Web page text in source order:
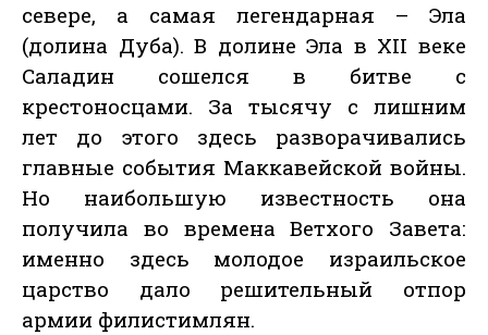
севере, а самая легендарная – Эла
(долина Дуба). В долине Эла в XII веке
Саладин сошелся в битве с
крестоносцами. За тысячу с лишним
лет до этого здесь разворачивались
главные события Маккавейской войны.
Но наибольшую известность она
получила во времена Ветхого Завета:
именно здесь молодое израильское
царство дало решительный отпор
армии филистимлян.